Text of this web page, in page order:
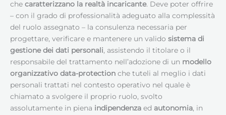
che caratterizzano la realtà incaricante. Deve poter offrire
– con il grado di professionalità adeguato alla complessità
del ruolo assegnato – la consulenza necessaria per
progettare, verificare e mantenere un valido sistema di
gestione dei dati personali, assistendo il titolare o il
responsabile del trattamento nell’adozione di un modello
organizzativo data-protection che tuteli al meglio i dati
personali trattati nel contesto operativo nel quale è
chiamato a svolgere il proprio ruolo, svolto
assolutamente in piena indipendenza ed autonomia, in